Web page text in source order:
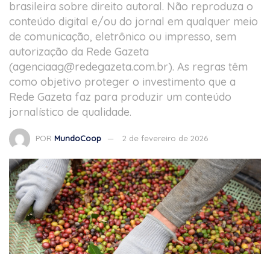
brasileira sobre direito autoral. Não reproduza o
conteúdo digital e/ou do jornal em qualquer meio
de comunicação, eletrônico ou impresso, sem
autorização da Rede Gazeta
(agenciaag@redegazeta.com.br). As regras têm
como objetivo proteger o investimento que a
Rede Gazeta faz para produzir um conteúdo
jornalístico de qualidade.
POR MundoCoop 2 de fevereiro de 2026